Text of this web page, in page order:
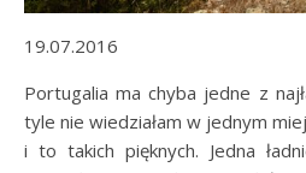
19.07.2016
Portugalia ma chyba jedne z
tyle nie wiedziałam w jednym
i to takich pięknych. Jedna